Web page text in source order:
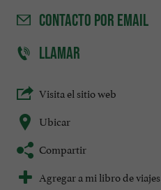
CONTACTO POR EMAIL
LLAMAR
Visita el sitio web
Ubicar
Compartir
Agregar a mi libro de viajes